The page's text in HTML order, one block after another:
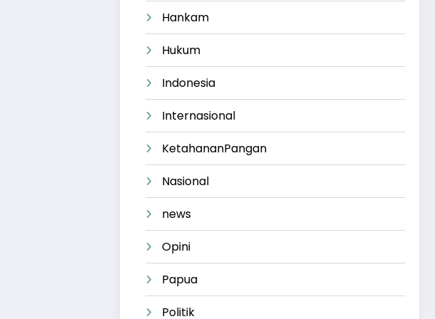
Hankam
Hukum
Indonesia
Internasional
KetahananPangan
Nasional
news
Opini
Papua
Politik